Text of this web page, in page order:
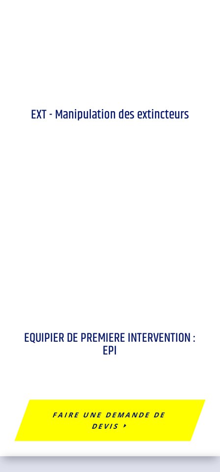
EXT - Manipulation des extincteurs
EQUIPIER DE PREMIERE INTERVENTION :
EPI
FAIRE UNE DEMANDE DE
DEVIS